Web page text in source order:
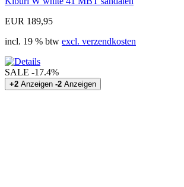
EUR 189,95
incl. 19 % btw excl. verzendkosten
SALE -17.4%
+2 Anzeigen -2 Anzeigen